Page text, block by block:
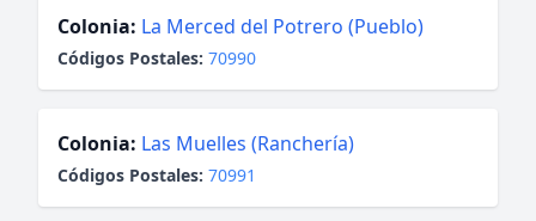
Colonia: La Merced del Potrero (Pueblo)
Códigos Postales: 70990
Colonia: Las Muelles (Ranchería)
Códigos Postales: 70991